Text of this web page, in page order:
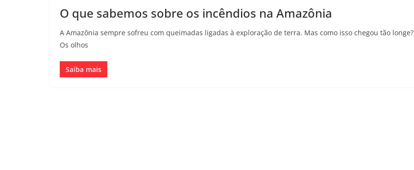
O que sabemos sobre os incêndios na Amazônia
A Amazônia sempre sofreu com queimadas ligadas à exploração de terra. Mas como isso chegou tão longe?
Os olhos
Saiba mais